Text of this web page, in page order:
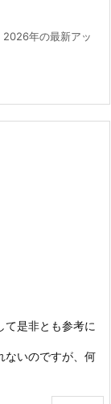
年の最新アッ
て是非とも参考に
ないのですが、何